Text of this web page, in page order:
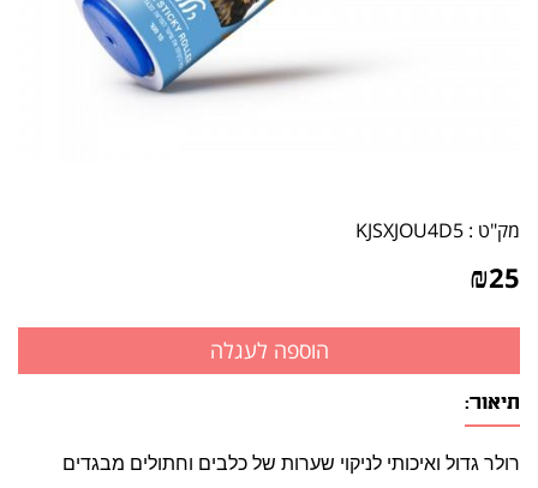
מק"ט : KJSXJOU4D5
₪25
תיאור:
רולר גדול ואיכותי לניקוי שערות של כלבים וחתולים מבגדים